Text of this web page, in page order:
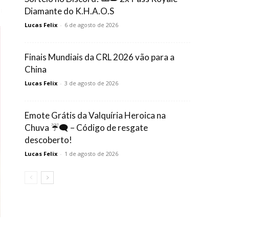
Diamante do K.H.A.O.S
Lucas Felix - 6 de agosto de 2026
Finais Mundiais da CRL 2026 vão para a
China
Lucas Felix - 3 de agosto de 2026
Emote Grátis da Valquíria Heroica na
Chuva ☔🗨️ – Código de resgate
descoberto!
Lucas Felix - 1 de agosto de 2026